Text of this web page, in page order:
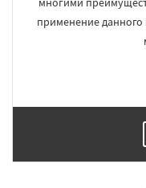
применение